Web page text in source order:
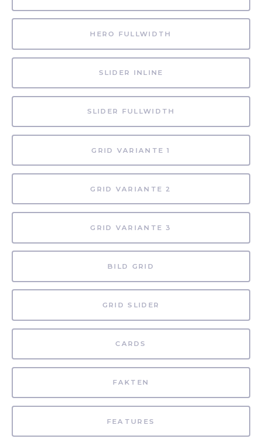
HERO FULLWIDTH
SLIDER INLINE
SLIDER FULLWIDTH
GRID VARIANTE 1
GRID VARIANTE 2
GRID VARIANTE 3
BILD GRID
GRID SLIDER
CARDS
FAKTEN
FEATURES